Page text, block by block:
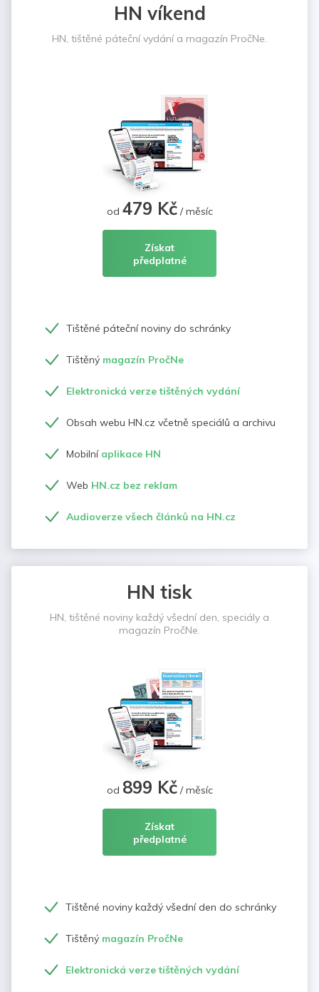
HN víkend
HN, tištěné páteční vydání a magazín PročNe.
od 479 Kč/ měsíc
Získat
předplatné
Tištěné páteční noviny do schránky
Tištěný magazín PročNe
Elektronická verze tištěných vydání
Obsah webu HN.cz včetně speciálů a archivu
Mobilní aplikace HN
Web HN.cz bez reklam
Audioverze všech článků na HN.cz
HN tisk
HN, tištěné noviny každý všední den, speciály a
magazín PročNe.
od 899 Kč/ měsíc
Získat
předplatné
Tištěné noviny každý všední den do schránky
Tištěný magazín PročNe
Elektronická verze tištěných vydání